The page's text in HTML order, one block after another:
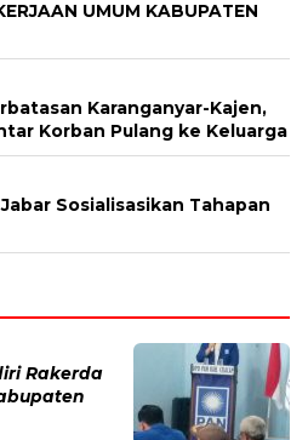
UMUM KABUPATEN
Karanganyar-Kajen,
Korban Pulang ke Keluarga
Sosialisasikan Tahapan
Rakerda